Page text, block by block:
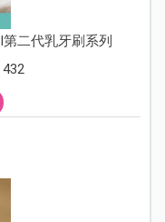
第二代乳牙刷系列